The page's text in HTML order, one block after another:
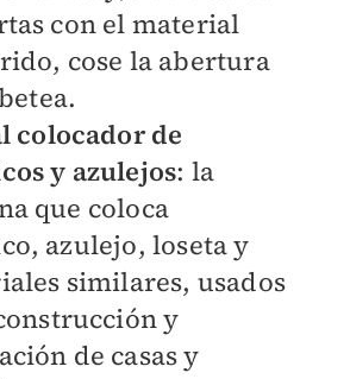
con el material
cose la abertura
colocador de
y azulejos: la
que coloca
azulejo, loseta y
similares, usados
y
de casas y